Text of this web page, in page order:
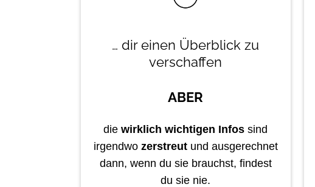
… dir einen Überblick zu
verschaffen
ABER
diewirklich wichtigen Infos sind
irgendwo zerstreut und ausgerechnet
dann, wenn du sie brauchst, findest
du sie nie.